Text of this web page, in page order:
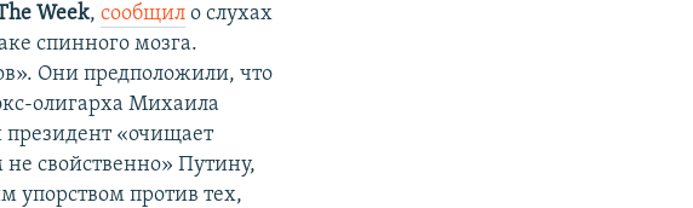
Week,сообщил о слухах
спинного мозга.
Они предположили, что
олигарха Михаила
президент «очищает
свойственно» Путину,
упорством против тех,